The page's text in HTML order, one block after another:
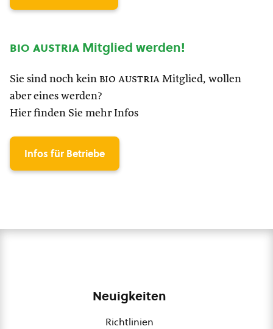
bio austria Mitglied werden!
Sie sind noch kein bio austria Mitglied, wollen
aber eines werden?
Hier finden Sie mehr Infos
Infos für Betriebe
Neuigkeiten
Richtlinien